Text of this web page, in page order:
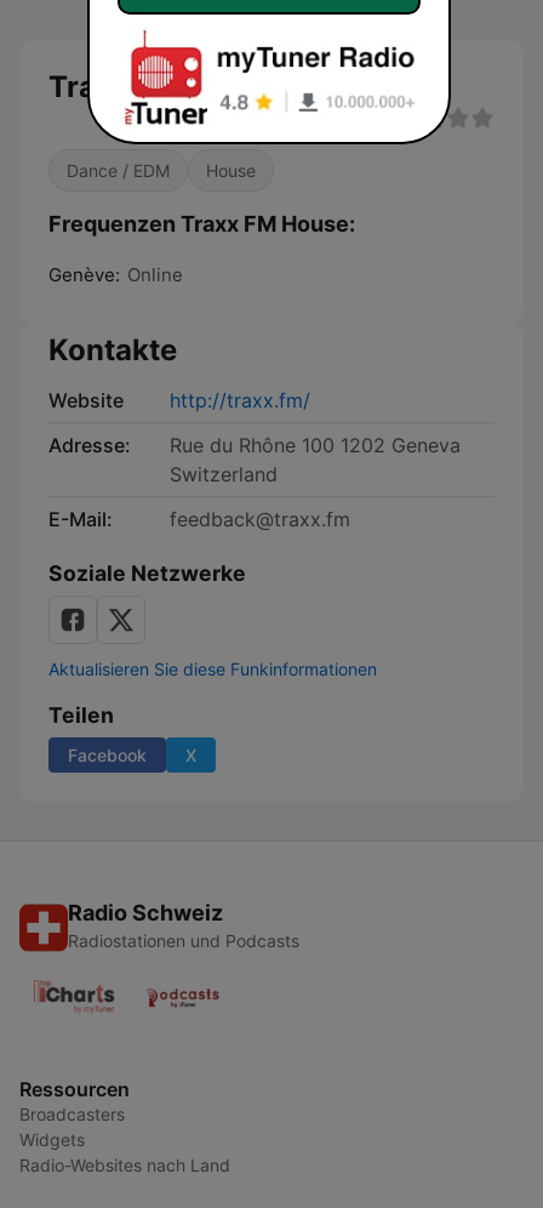
Traxx FM House Live
Dance / EDM House
Frequenzen Traxx FM House:
Genève: Online
Kontakte
Website
http://traxx.fm/
Adresse:
Rue du Rhône 100 1202 Geneva
Switzerland
E-Mail:
feedback@traxx.fm
Soziale Netzwerke
Aktualisieren Sie diese Funkinformationen
Teilen
Facebook X
Radio Schweiz
Radiostationen und Podcasts
Ressourcen
Broadcasters
Widgets
Radio-Websites nach Land